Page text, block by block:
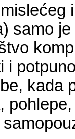
samo
i
kada